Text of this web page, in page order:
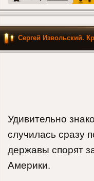
Сергей Извольский.
Удивительно
случилась сразу
державы спорят
Америки.